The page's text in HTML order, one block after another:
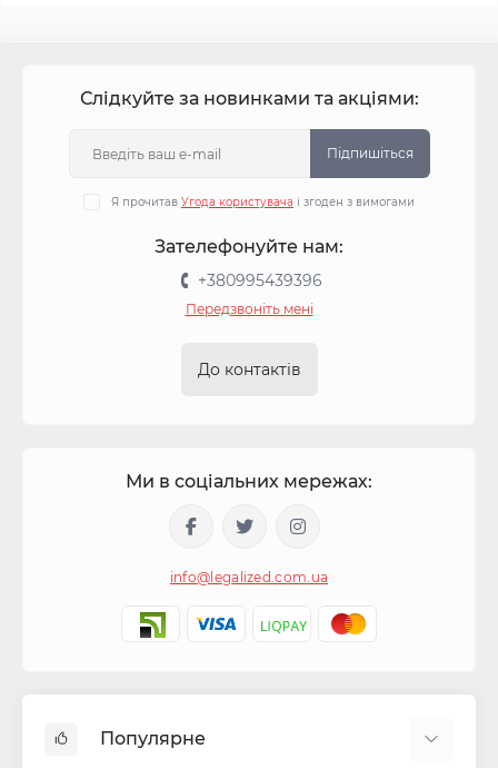
Слідкуйте за новинками та акціями:
Підпишіться
Я прочитав Угода користувача і згоден з вимогами
Зателефонуйте нам:
+380995439396
Передзвоніть мені
До контактів
Ми в соціальних мережах:
info@legalized.com.ua
Популярне